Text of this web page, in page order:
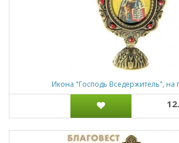
Икона "Господь Вседержитель", на